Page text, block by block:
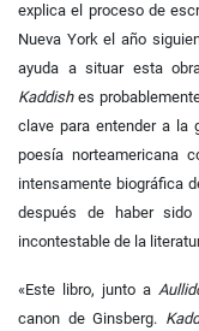
explica el proceso de
Nueva York el año
ayuda a situar esta
Kaddishes
clave para entender a la
poesía norteamericana
intensamente biográfica
después de haber
incontestable de la
«Este libro, junto a
canon de Ginsberg.